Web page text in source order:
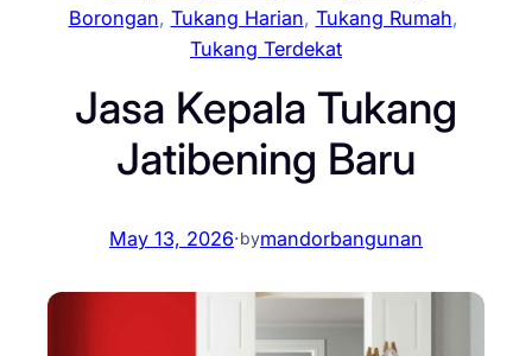
Borongan, Tukang Harian, Tukang Rumah
Tukang Terdekat
Jasa Kepala Tukang
Jatibening Baru
May 13, 2026·bymandorbangunan